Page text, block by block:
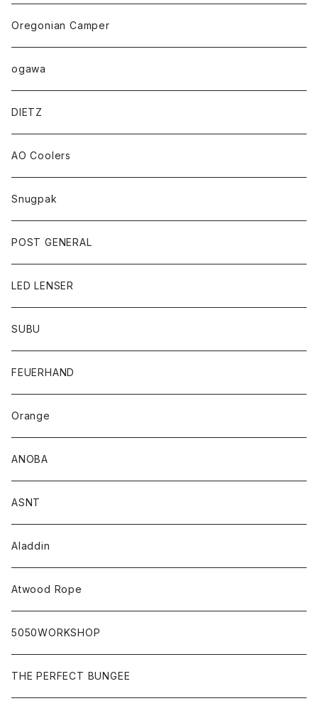
Oregonian Camper
ogawa
DIETZ
AO Coolers
Snugpak
POST GENERAL
LED LENSER
SUBU
FEUERHAND
Orange
ANOBA
ASNT
Aladdin
Atwood Rope
5050WORKSHOP
THE PERFECT BUNGEE